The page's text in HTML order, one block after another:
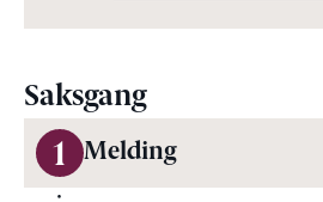
Saksgang
1 Melding